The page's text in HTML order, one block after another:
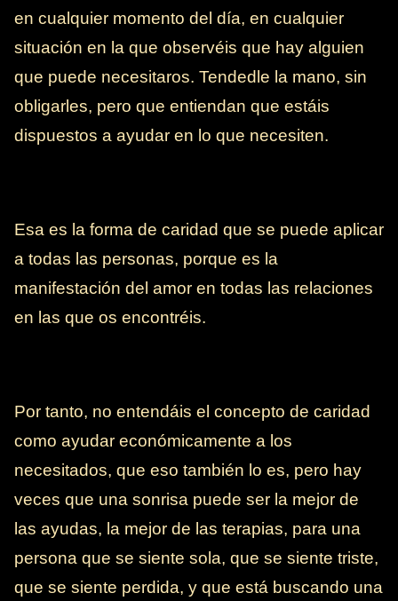
en cualquier momento del día, en cualquier
situación en la que observéis que hay alguien
que puede necesitaros. Tendedle la mano, sin
obligarles, pero que entiendan que estáis
dispuestos a ayudar en lo que necesiten.
Esa es la forma de caridad que se puede aplicar
a todas las personas, porque es la
manifestación del amor en todas las relaciones
en las que os encontréis.
Por tanto, no entendáis el concepto de caridad
como ayudar económicamente a los
necesitados, que eso también lo es, pero hay
veces que una sonrisa puede ser la mejor de
las ayudas, la mejor de las terapias, para una
persona que se siente sola, que se siente triste,
que se siente perdida, y que está buscando una